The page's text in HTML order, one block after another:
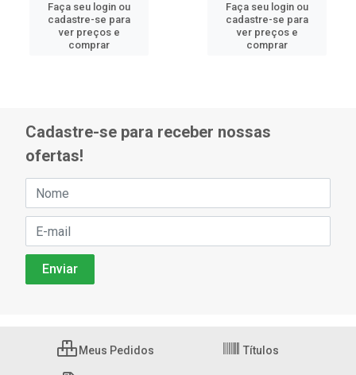
Faça seu login ou
cadastre-se para
ver preços e
comprar
Faça seu login ou
cadastre-se para
ver preços e
comprar
Cadastre-se para receber nossas
ofertas!
Meus Pedidos Títulos